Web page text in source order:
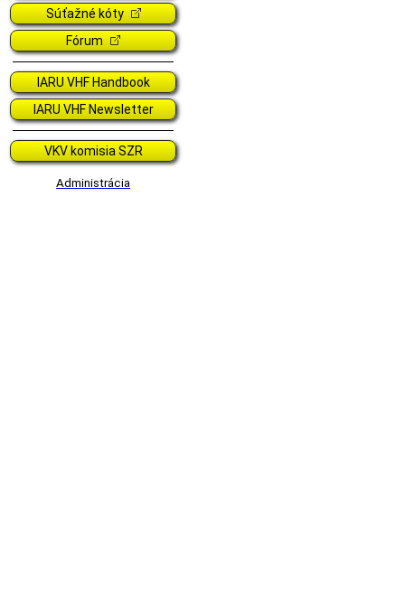
Súťažné kóty
Fórum
IARU VHF Handbook
IARU VHF Newsletter
VKV komisia SZR
Administrácia